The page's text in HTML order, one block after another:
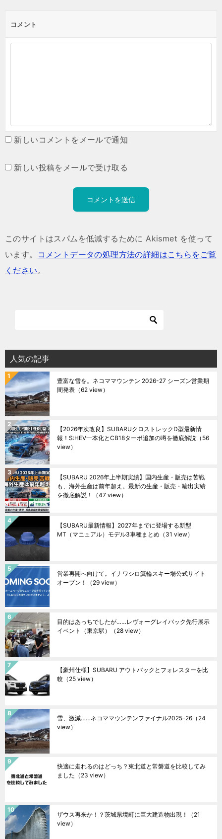
コメント
新しいコメントをメールで通知
新しい投稿をメールで受け取る
このサイトはスパムを低減するために Akismet を使って
います。
コメントデータの処理方法の詳細はこちらをご覧
ください 。
人気の記事
豊富な雪を。ネコママウンテン 2026-27 シーズン営業期
間発表 （62 view）
【2026年次改良】SUBARUクロストレックD型最新情
報！S:HEV一本化とCB18ターボ追加の噂を徹底解説 （56
view）
【SUBARU 2026年上半期実績】国内生産・販売は苦戦
も、海外生産は前年超え。最新の生産・販売・輸出実績
を徹底解説！
（47 view）
【SUBARU最新情報】2027年までに登場する新型
MT（マニュアル）モデル3車種まとめ （31 view）
営業再開へ向けて。イナワシロ箕輪スキー場公式サイト
オープン！
（29 view）
目的はあっちでしたが……レヴォーグレイバック先行展示
イベント（東京駅）
（28 view）
【豪州仕様】SUBARU アウトバックとフォレスターを比
較 （25 view）
雪、激減……ネコママウンテンファイナル2025ｰ26 （24
view）
快適に走れるのはどっち？東北道と常磐道を比較してみ
ました （23 view）
ザウス再来か！？茨城県境町に巨大建造物出現！
（21
view）